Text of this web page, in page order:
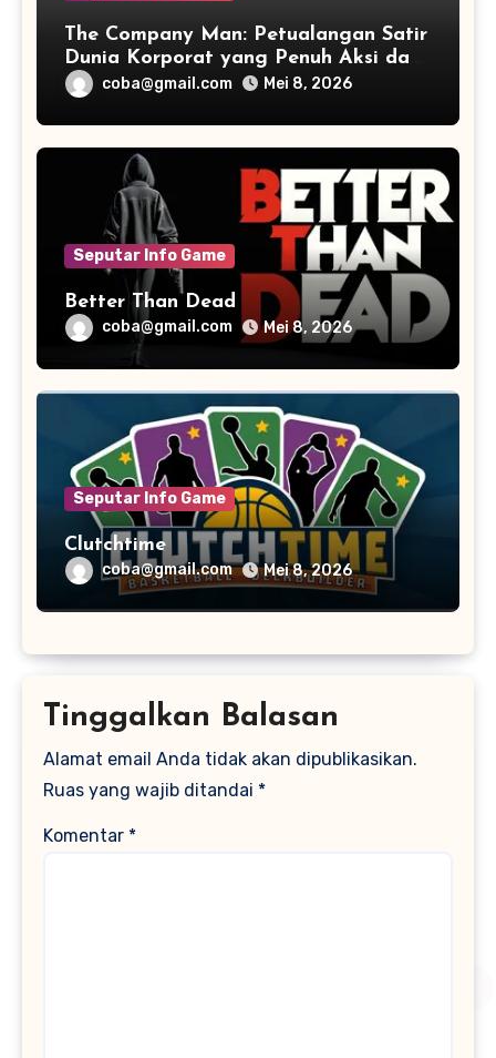
The Company Man: Petualangan Satir
Dunia Korporat yang Penuh Aksi dan
Humorcoba@gmail.com Mei 8, 2026
Seputar Info Game
Better Than Dead
coba@gmail.com Mei 8, 2026
Seputar Info Game
Clutchtime
coba@gmail.com Mei 8, 2026
Tinggalkan Balasan
Alamat email Anda tidak akan dipublikasikan.
Ruas yang wajib ditandai *
Komentar *